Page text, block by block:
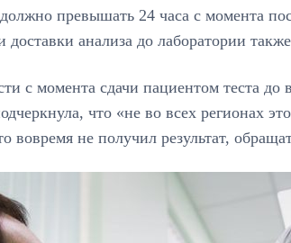
превышать 24 часа с момента
доставки анализа до лаборатории
с момента сдачи пациентом теста до
что «не во всех регионах
вовремя не получил результат,